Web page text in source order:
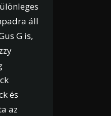
áll
G is,
és
az